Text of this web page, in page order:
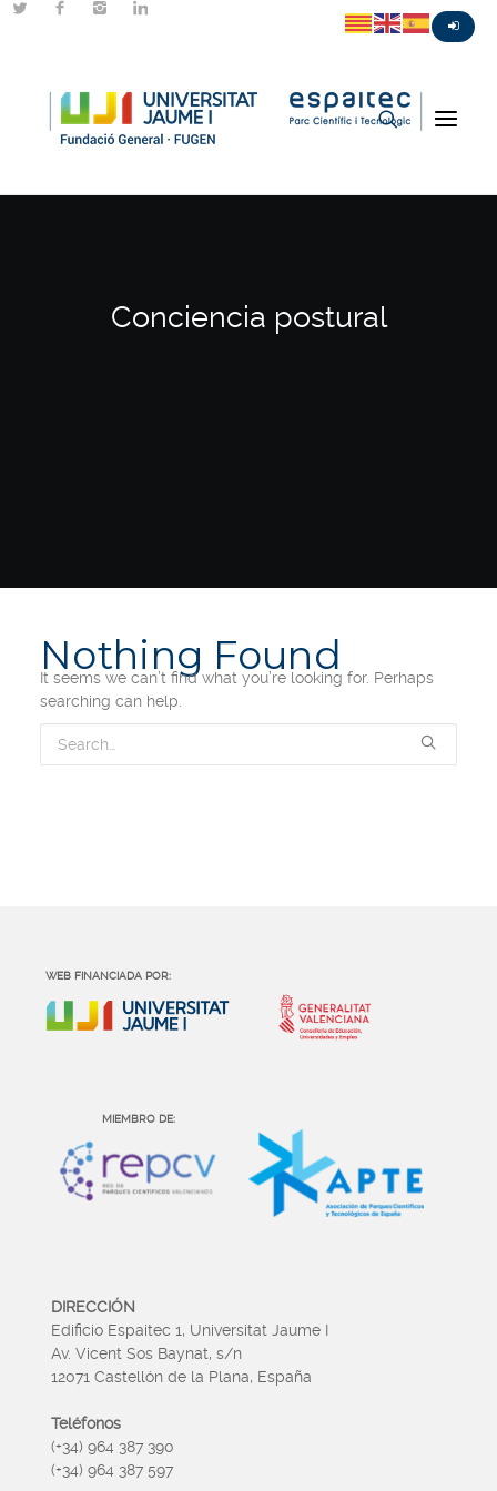
Conciencia postural
Nothing Found
It seems we can’t find what you’re looking for. Perhaps
searching can help.
WEB FINANCIADA POR:
MIEMBRO DE:
DIRECCIÓN
Edificio Espaitec 1, Universitat Jaume I
Av. Vicent Sos Baynat, s/n
12071 Castellón de la Plana, España
Teléfonos
(+34) 964 387 390
(+34) 964 387 597